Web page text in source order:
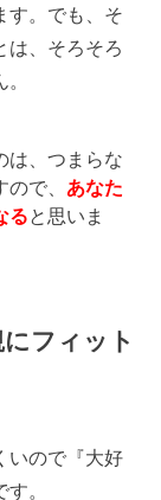
す。でも、そ
は、そろそろ
は、つまらな
で、 あなた
ると思いま
フィット
いので『大好
。